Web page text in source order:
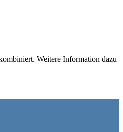
Weitere Information dazu